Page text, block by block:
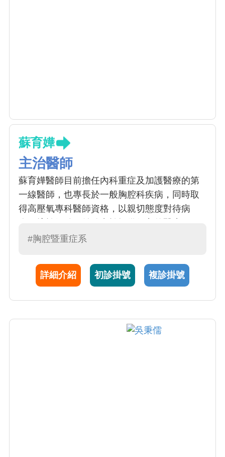
蘇育嬅
主治醫師
蘇育嬅醫師目前擔任內科重症及加護醫療的第
一線醫師，也專長於一般胸腔科疾病，同時取
得高壓氧專科醫師資格，以親切態度對待病
務。
#胸腔暨重症系
詳細介紹 初診掛號 複診掛號